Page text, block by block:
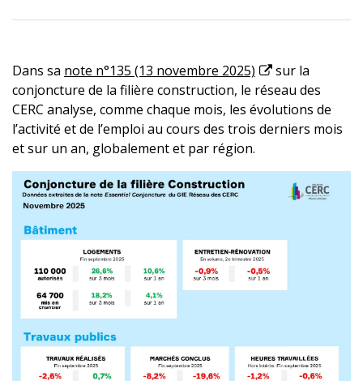
Dans sa note n°135 (13 novembre 2025)
sur la
conjoncture de la filière construction, le réseau des
CERC analyse, comme chaque mois, les évolutions de
l’activité et de l’emploi au cours des trois derniers mois
et sur un an, globalement et par région.